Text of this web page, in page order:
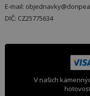
E-mail:
DIČ: CZ25775634
V našich